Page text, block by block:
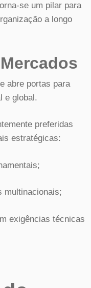
se um pilar para
a longo
abre portas para
e global.
preferidas
estratégicas:
multinacionais;
exigências técnicas